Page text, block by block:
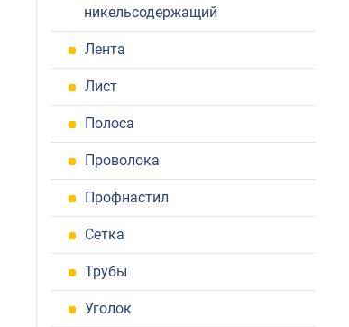
никельсодержащий
Лента
Лист
Полоса
Проволока
Профнастил
Сетка
Трубы
Уголок